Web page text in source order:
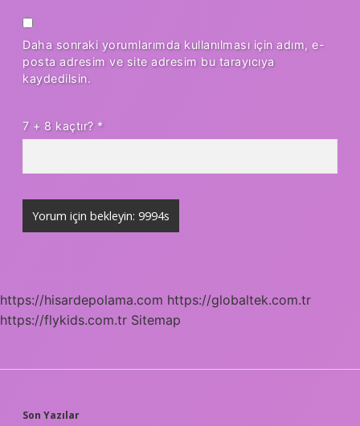
Daha sonraki yorumlarımda kullanılması için adım, e-
posta adresim ve site adresim bu tarayıcıya
kaydedilsin.
7 + 8 kaçtır? *
https://hisardepolama.com https://globaltek.com.tr
https://flykids.com.tr Sitemap
Son Yazılar